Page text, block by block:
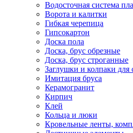
Водосточная система
Ворота и калитки
Гибкая черепица
Гипсокартон
Доска пола
Доска, брус обрезные
Доска, брус строганные
Заглушки и колпаки для
Имитация бруса
Керамогранит
Кирпич
Клей
Кольца и люки
Кровельные ленты,